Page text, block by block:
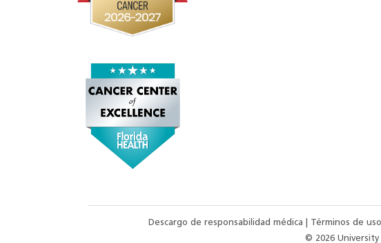
Descargo de responsabilidad médica Términos de uso
© 2026